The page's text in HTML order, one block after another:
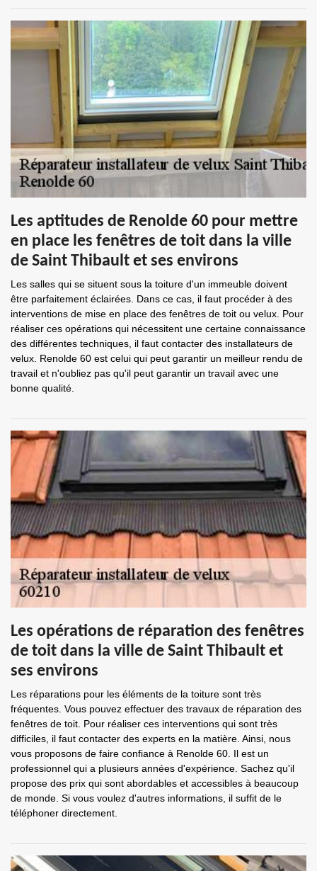
Les aptitudes de Renolde 60 pour mettre
en place les fenêtres de toit dans la ville
de Saint Thibault et ses environs
Les salles qui se situent sous la toiture d'un immeuble doivent
être parfaitement éclairées. Dans ce cas, il faut procéder à des
interventions de mise en place des fenêtres de toit ou velux. Pour
réaliser ces opérations qui nécessitent une certaine connaissance
des différentes techniques, il faut contacter des installateurs de
velux. Renolde 60 est celui qui peut garantir un meilleur rendu de
travail et n'oubliez pas qu'il peut garantir un travail avec une
bonne qualité.
Les opérations de réparation des fenêtres
de toit dans la ville de Saint Thibault et
ses environs
Les réparations pour les éléments de la toiture sont très
fréquentes. Vous pouvez effectuer des travaux de réparation des
fenêtres de toit. Pour réaliser ces interventions qui sont très
difficiles, il faut contacter des experts en la matière. Ainsi, nous
vous proposons de faire confiance à Renolde 60. Il est un
professionnel qui a plusieurs années d'expérience. Sachez qu'il
propose des prix qui sont abordables et accessibles à beaucoup
de monde. Si vous voulez d'autres informations, il suffit de le
téléphoner directement.